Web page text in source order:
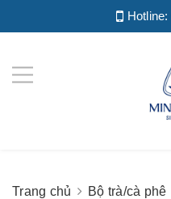
Hotline:
Trang chủ Bộ trà/cà phê